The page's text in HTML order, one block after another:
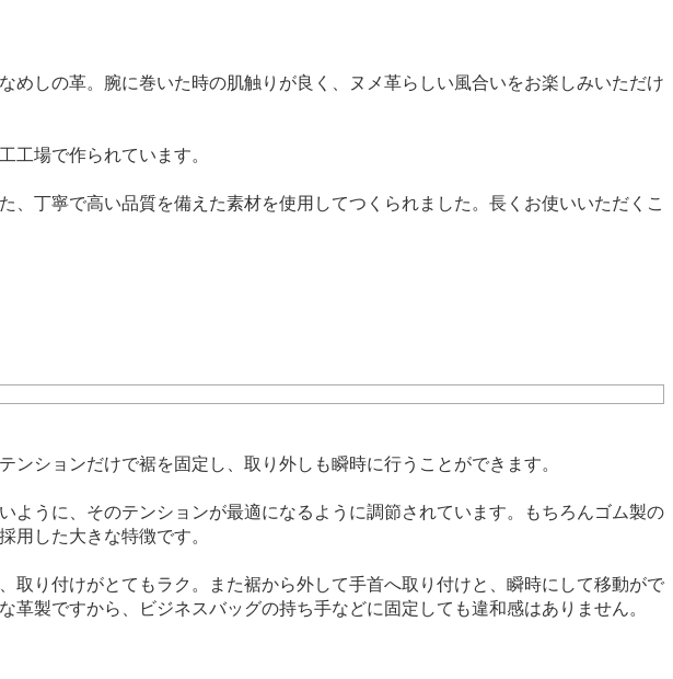
しの革。腕に巻いた時の肌触りが良く、ヌメ革らしい風合いをお楽しみいただけ
工場で作られています。
丁寧で高い品質を備えた素材を使用してつくられました。長くお使いいただくこ
ションだけで裾を固定し、取り外しも瞬時に行うことができます。
うに、そのテンションが最適になるように調節されています。もちろんゴム製の
用した大きな特徴です。
り付けがとてもラク。また裾から外して手首へ取り付けと、瞬時にして移動がで
製ですから、ビジネスバッグの持ち手などに固定しても違和感はありません。